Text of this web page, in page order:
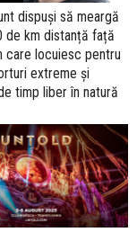
dispuși să meargă
de km distanță față
care locuiesc pentru
extreme și
timp liber în natură